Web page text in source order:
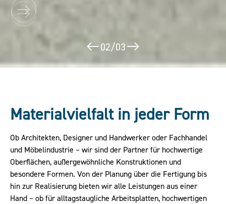
02/03
Materialvielfalt in jeder Form
Ob Architekten, Designer und Handwerker oder Fachhandel
und Möbelindustrie – wir sind der Partner für hochwertige
Oberflächen, außergewöhnliche Konstruktionen und
besondere Formen. Von der Planung über die Fertigung bis
hin zur Realisierung bieten wir alle Leistungen aus einer
Hand – ob für alltagstaugliche Arbeitsplatten, hochwertigen